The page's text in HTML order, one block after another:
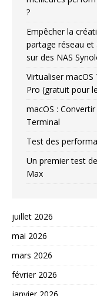
?
Empêcher la
partage réseau et
sur des NAS
Virtualiser
Pro (gratuit pour
macOS :
Terminal
Test des
Un premier test
Max
juillet 2026
mai 2026
mars 2026
février 2026